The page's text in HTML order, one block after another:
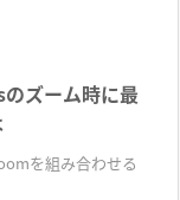
ズーム時に最
を組み合わせる